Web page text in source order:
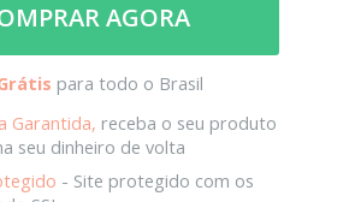
AGORA
Garantida, receba o seu produto
seu dinheiro de volta
- Site protegido com os
para todo o Brasil